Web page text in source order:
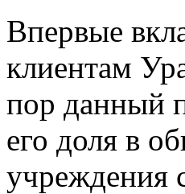
Впервые
клиентам
пор данный
его доля в
учреждения